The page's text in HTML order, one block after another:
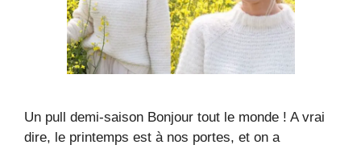
Un pull demi-saison Bonjour tout le monde ! A vrai
dire, le printemps est à nos portes, et on a